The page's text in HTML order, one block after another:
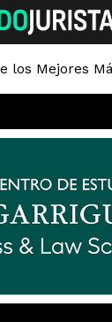
los Mejores